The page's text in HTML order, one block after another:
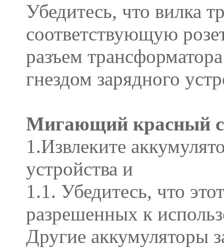
Убедитесь, что вилка
соответствующую
разъем
гнездом зарядного
Мигающий красный
1.Извлеките
устройства и
1.1. Убедитесь, что
разрешенных к
Другие аккумуляторы